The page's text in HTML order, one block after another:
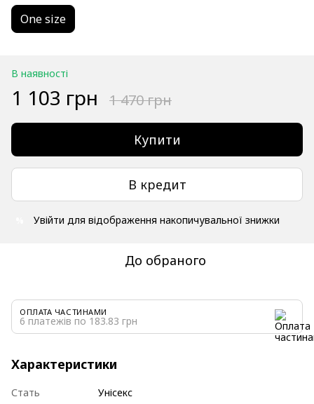
One size
В наявності
1 103 грн 1 470 грн
Купити
В кредит
Увійти для відображення накопичувальної знижки
До обраного
ОПЛАТА ЧАСТИНАМИ
6 платежів по 183.83 грн
Характеристики
Стать
Унісекс